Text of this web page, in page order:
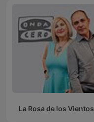
La Rosa de los Vientos